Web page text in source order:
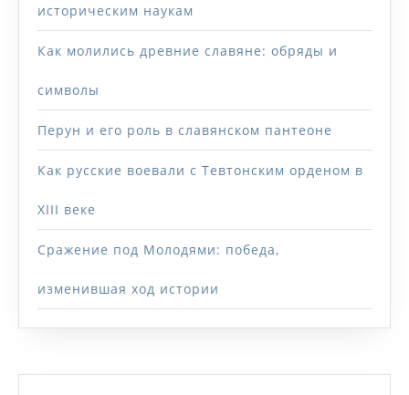
историческим наукам
Как молились древние славяне: обряды и
символы
Перун и его роль в славянском пантеоне
Как русские воевали с Тевтонским орденом в
XIII веке
Сражение под Молодями: победа,
изменившая ход истории